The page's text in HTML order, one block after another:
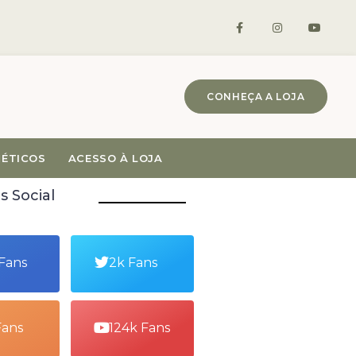
CONHEÇA A LOJA
ACESSO À LOJA
Social
2k Fans
124k Fans